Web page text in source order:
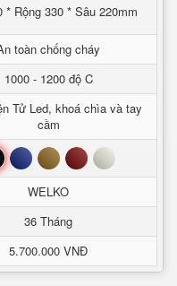
* Rộng 330 * Sâu 220mm
toàn chống cháy
1000 - 1200 độ C
Tử Led, khoá chìa và tay
cầm
Xanh Nâu Đỏ Trắng
WELKO
36 Tháng
5.700.000 VNĐ